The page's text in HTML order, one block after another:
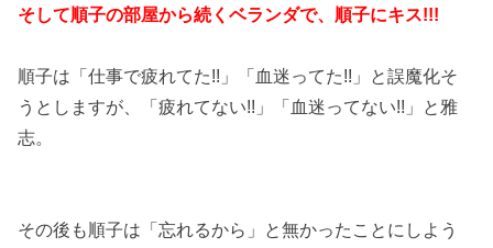
そして順子の部屋から続くベランダで、順子にキス!!!
順子は「仕事で疲れてた!!」「血迷ってた!!」と誤魔化そ
うとしますが、「疲れてない!!」「血迷ってない!!」と雅
志。
その後も順子は「忘れるから」と無かったことにしよう